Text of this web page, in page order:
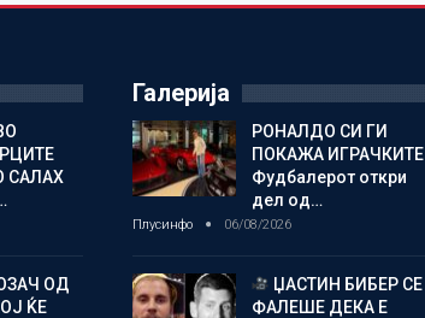
САЛАХ
ОД
ЌЕ
Галерија
РОНАЛДО СИ ГИ
ПОКАЖА ИГРАЧКИТЕ
Фудбалерот откри
дел од…
Плусинфо 06/08/2026
ЏАСТИН БИБЕР СЕ
ФАЛЕШЕ ДЕКА Е